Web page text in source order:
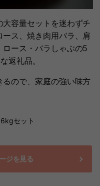
容量セットを迷わずチ
ス、焼き肉用バラ、肩
ロース・バラしゃぶの5
返礼品。
ので、家庭の強い味方
セット
ジを見る